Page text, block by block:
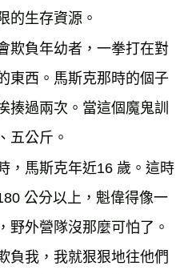
的生存資源。
欺負年幼者，一拳打在對
東西。馬斯克那時的個子
揍過兩次。當這個魔鬼訓
五公斤。
，馬斯克年近16 歲。這時
公分以上，魁偉得像一
野外營隊沒那麼可怕了。
負我，我就狠狠地往他們